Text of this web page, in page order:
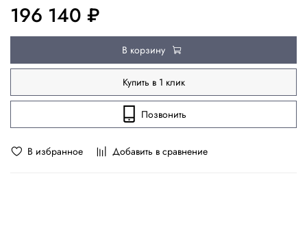
В избранное Добавить в сравнение
196 140 ₽
В корзину
Купить в 1 клик
Позвонить